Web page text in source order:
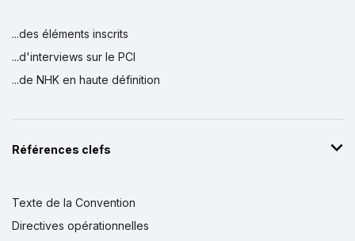
...des éléments inscrits
...d'interviews sur le PCI
...de NHK en haute définition
Références clefs
Texte de la Convention
Directives opérationnelles